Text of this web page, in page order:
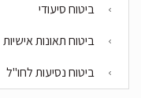
ביטוח סיעודי
ביטוח תאונות אישיות
ביטוח נסיעות לחו"ל